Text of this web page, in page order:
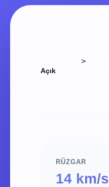
>
Açık
RÜZGAR
14 km/s